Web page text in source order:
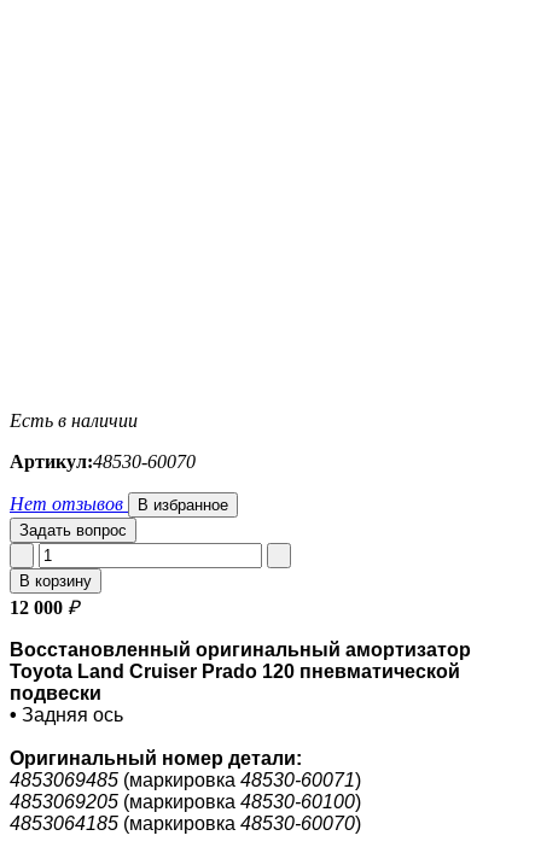
Есть в наличии
Артикул:48530-60070
Нет отзывов
В избранное
Задать вопрос
В корзину
12 000 ₽
Восстановленный оригинальный амортизатор
Toyota Land Cruiser Prado 120 пневматической
подвески
• Задняя ось
Оригинальный номер детали:
4853069485 (маркировка 48530-60071)
4853069205 (маркировка 48530-60100)
4853064185 (маркировка 48530-60070)